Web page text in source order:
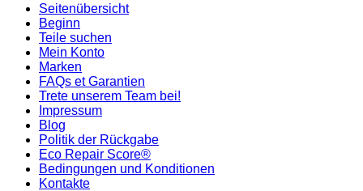
Seitenübersicht
Beginn
Teile suchen
Mein Konto
Marken
FAQs et Garantien
Trete unserem Team bei!
Impressum
Blog
Politik der Rückgabe
Eco Repair Score®
Bedingungen und Konditionen
Kontakte